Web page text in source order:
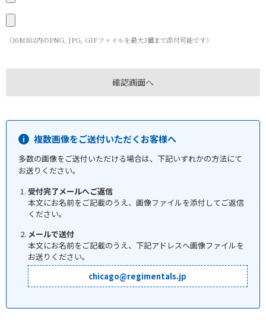
（10MB以内のPNG, JPG, GIFファイルを最大3個まで添付可能です）
複数画像をご送付いただくお客様へ
多数の画像をご送付いただける場合は、下記いずれかの方法にて
お送りください。
受付完了メールへご返信
本文にお名前をご記載のうえ、画像ファイルを添付してご返信
ください。
メールで送付
本文にお名前をご記載のうえ、下記アドレスへ画像ファイルを
お送りください。
chicago@regimentals.jp